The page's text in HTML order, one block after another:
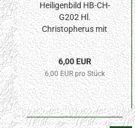
Heiligenbild HB-CH-
G202 Hl.
Christopherus mit
Goldrand 42x57mm
6,00 EUR
6,00 EUR pro Stück